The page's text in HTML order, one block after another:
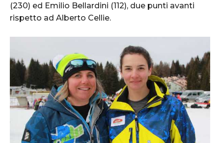
(230) ed Emilio Bellardini (112), due punti avanti
rispetto ad Alberto Cellie.